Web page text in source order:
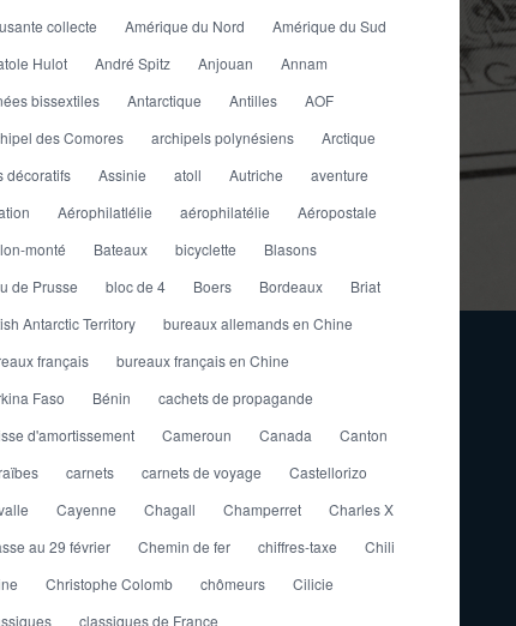
collecte
Amérique du Nord
Amérique du Sud
Hulot
André Spitz Anjouan
Annam
bissextiles
Antarctique Antilles
AOF
des Comores
archipels polynésiens
Arctique
décoratifs
Assinie atoll Autriche
aventure
Aérophilatlélie aérophilatélie
Aéropostale
monté
Bateaux bicyclette
Blasons
de Prusse
bloc de 4 Boers Bordeaux
Briat
Antarctic Territory
bureaux allemands en Chine
français
bureaux français en Chine
Faso
Bénin
cachets de propagande
d'amortissement
Cameroun Canada
Canton
carnets carnets de voyage
Castellorizo
Cayenne Chagall Champerret
Charles X
au 29 février
Chemin de fer chiffres-taxe
Chili
Christophe Colomb chômeurs
Cilicie
classiques de France